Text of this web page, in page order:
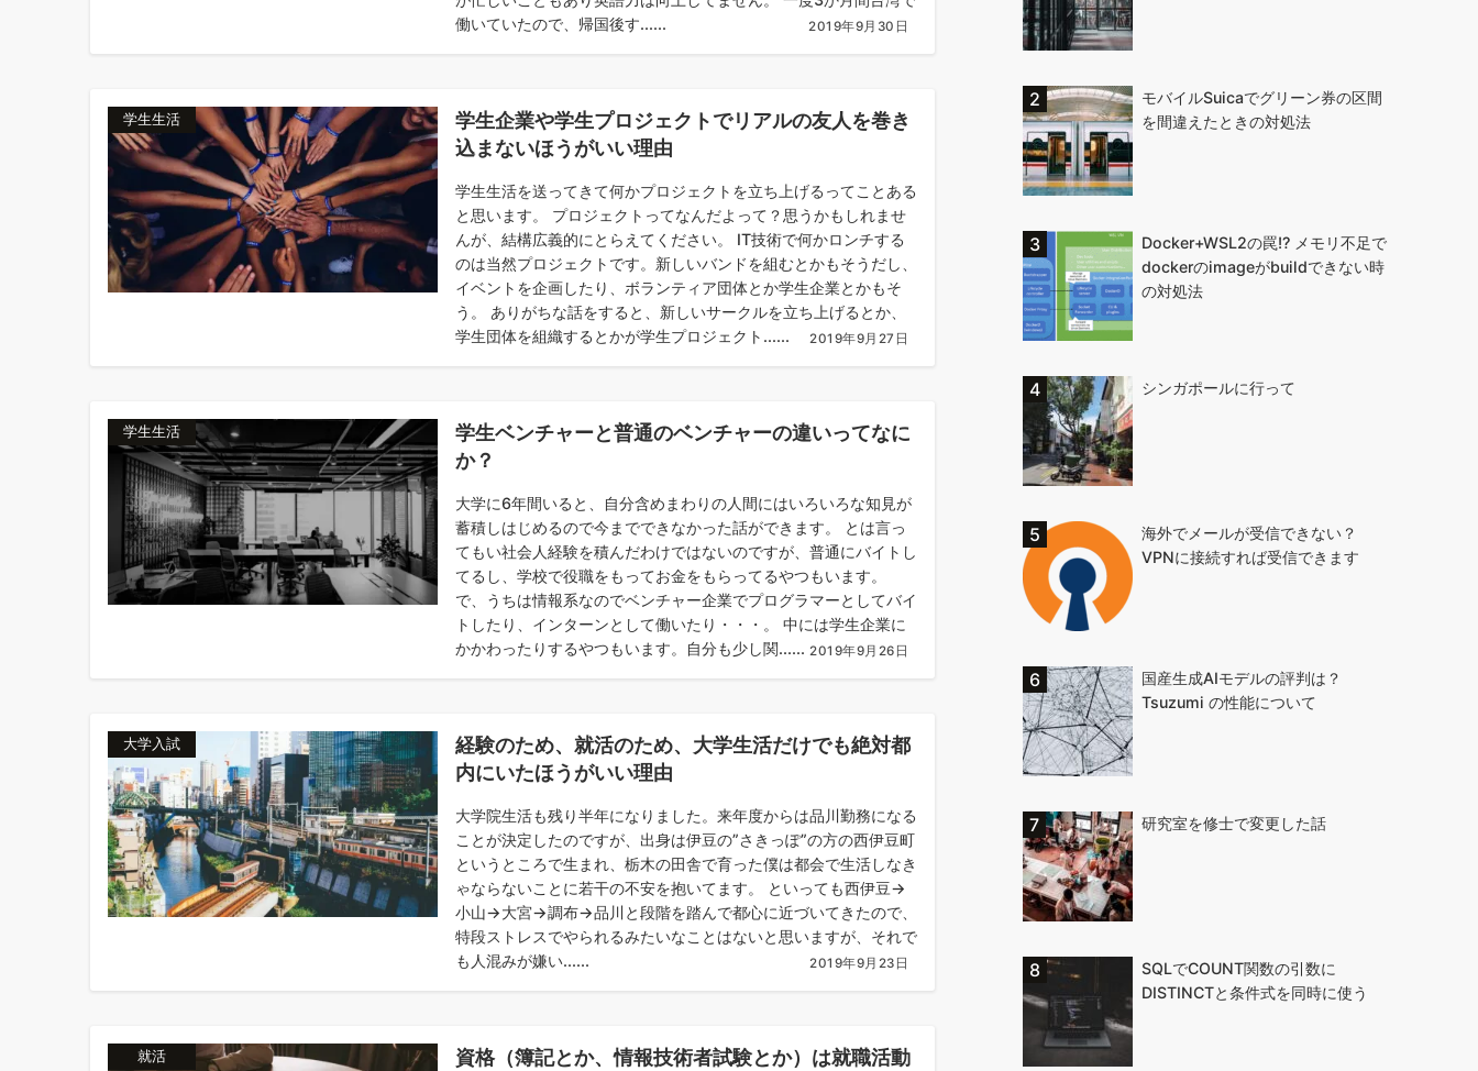
働いていたので、帰国後す......
2019年9月30日
学生生活
学生企業や学生プロジェクトでリアルの友人を巻き
込まないほうがいい理由
学生生活を送ってきて何かプロジェクトを立ち上げるってことある
と思います。 プロジェクトってなんだよって？思うかもしれませ
んが、結構広義的にとらえてください。 IT技術で何かロンチする
のは当然プロジェクトです。新しいバンドを組むとかもそうだし、
イベントを企画したり、ボランティア団体とか学生企業とかもそ
う。 ありがちな話をすると、新しいサークルを立ち上げるとか、
学生団体を組織するとかが学生プロジェクト......
2019年9月27日
学生生活
学生ベンチャーと普通のベンチャーの違いってなに
か？
大学に6年間いると、自分含めまわりの人間にはいろいろな知見が
蓄積しはじめるので今までできなかった話ができます。 とは言っ
てもい社会人経験を積んだわけではないのですが、普通にバイトし
てるし、学校で役職をもってお金をもらってるやつもいます。
で、うちは情報系なのでベンチャー企業でプログラマーとしてバイ
トしたり、インターンとして働いたり・・・。 中には学生企業に
かかわったりするやつもいます。自分も少し関...... 2019年9月26日
大学入試
経験のため、就活のため、大学生活だけでも絶対都
内にいたほうがいい理由
大学院生活も残り半年になりました。来年度からは品川勤務になる
ことが決定したのですが、出身は伊豆の”さきっぽ”の方の西伊豆町
というところで生まれ、栃木の田舎で育った僕は都会で生活しなき
ゃならないことに若干の不安を抱いてます。 といっても西伊豆→
小山→大宮→調布→品川と段階を踏んで都心に近づいてきたので、
特段ストレスでやられるみたいなことはないと思いますが、それで
も人混みが嫌い......
2019年9月23日
就活
資格（簿記とか、情報技術者試験とか）は就職活動
モバイルSuicaでグリーン券の区間
を間違えたときの対処法
Docker+WSL2の罠!? メモリ不足で
dockerのimageがbuildできない時
の対処法
シンガポールに行って
海外でメールが受信できない？
VPNに接続すれば受信できます
国産生成AIモデルの評判は？
Tsuzumi の性能について
研究室を修士で変更した話
SQLでCOUNT関数の引数に
DISTINCTと条件式を同時に使う